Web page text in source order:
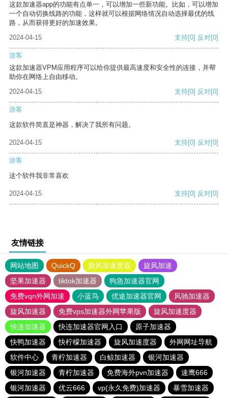
这款加速器app的功能有点单一，可以增加一些新功能。比如，可以增加
一个自动切换线路的功能，这样就可以根据网络情况自动选择最优的线
路，从而获得更好的加速效果。
2024-04-15
支持[0] 反对[0]
游客
这款加速器VPM应用程序可以给你提供最高速度和安全性的连接，并帮
助你在网络上自由移动。
2024-04-15
支持[0] 反对[0]
游客
这款软件简直是神器，解决了我所有问题。
2024-04-15 支持[0] 反对[0]
游客
这个软件我非常喜欢
2024-04-15 支持[0] 反对[0]
友情链接
网站地图 QuickQ 旋风加速度器
旋风加速
坚果加速器
tiktok加速器
狗急加速器官网
免费vqn外网加速
小蓝鸟 优途加速器官网
风驰加速器
旋风加速器
免费vps加速器外网苹果版
旋风加速度器
快连加速器
快连加速器官网入口
原子加速器
快鸭加速器
快柠檬加速器 旋风加速度器
外网网址导航
软件中心
青柠加速器 白鲸加速器
银河加速器
银河加速器
青柠加速器 免费海外pvn加速器
速鹰666
银河加速器
优云666 vp(永久免费)加速器 暴雪加速器